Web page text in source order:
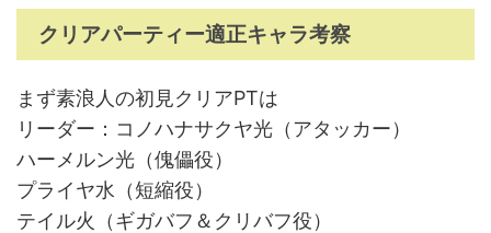
クリアパーティー適正キャラ考察
まず素浪人の初見クリアPTは
リーダー：コノハナサクヤ光（アタッカー）
ハーメルン光（傀儡役）
プライヤ水（短縮役）
テイル火（ギガバフ＆クリバフ役）